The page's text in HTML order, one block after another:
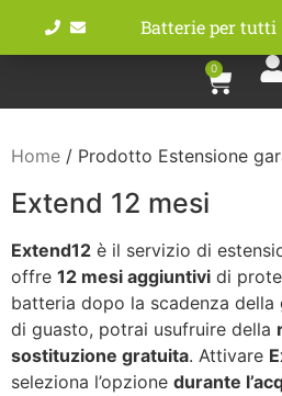
Batterie per tutti
0
Home / Prodotto Estensione
Extend 12 mesi
Extend12 è il servizio di
offre 12 mesi aggiuntivi di
batteria dopo la scadenza della
di guasto, potrai usufruire della
sostituzione gratuita. Attivare
seleziona l’opzione durante